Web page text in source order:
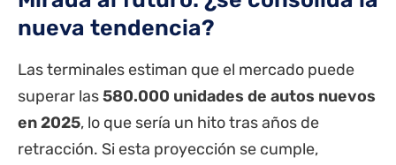
nueva tendencia?
Las terminales estiman que el mercado puede
superar las580.000 unidades de autos nuevos
en 2025, lo que sería un hito tras años de
retracción. Si esta proyección se cumple,